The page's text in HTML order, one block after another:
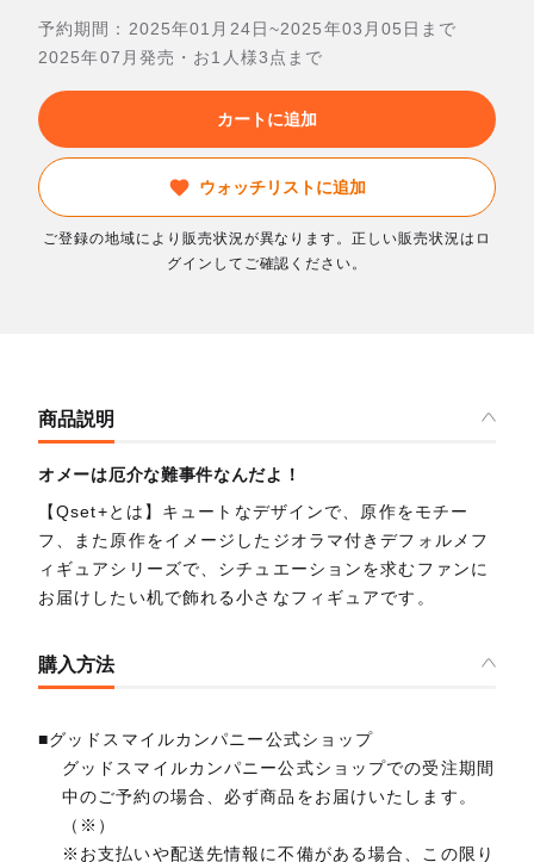
予約期間：2025年01月24日~2025年03月05日まで
2025年07月発売・お1人様3点まで
カートに追加
ウォッチリストに追加
ご登録の地域により販売状況が異なります。正しい販売状況はロ
グインしてご確認ください。
商品説明
オメーは厄介な難事件なんだよ！
【Qset+とは】キュートなデザインで、原作をモチー
フ、また原作をイメージしたジオラマ付きデフォルメフ
ィギュアシリーズで、シチュエーションを求むファンに
お届けしたい机で飾れる小さなフィギュアです。
購入方法
■グッドスマイルカンパニー公式ショップ
グッドスマイルカンパニー公式ショップでの受注期間
中のご予約の場合、必ず商品をお届けいたします。
（※）
※お支払いや配送先情報に不備がある場合、この限り